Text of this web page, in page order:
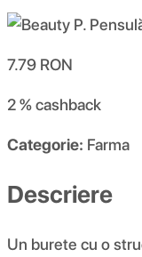
7.79 RON
2 %cashback
Categorie: Farma
Descriere
Un burete cu o